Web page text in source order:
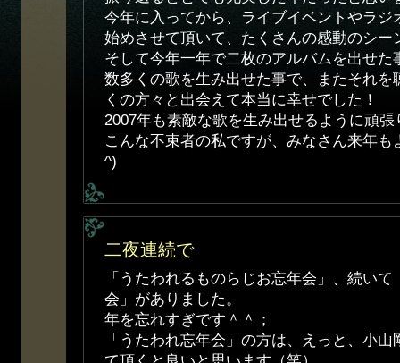
今年に入ってから、ライブイベントやラジ
始めさせて頂いて、たくさんの感動のシー
そして今年一年で二枚のアルバムを出せた
数多くの歌を生み出せた事で、またそれを
くの方々と出会えて本当に幸せでした！
2007年も素敵な歌を生み出せるように頑張
こんな不束者の私ですが、みなさん来年
^)
二夜連続で
「うたわれるものらじお忘年会」、続い
会」がありました。
年を忘れすぎです＾＾；
「うたわれ忘年会」の方は、えっと、小